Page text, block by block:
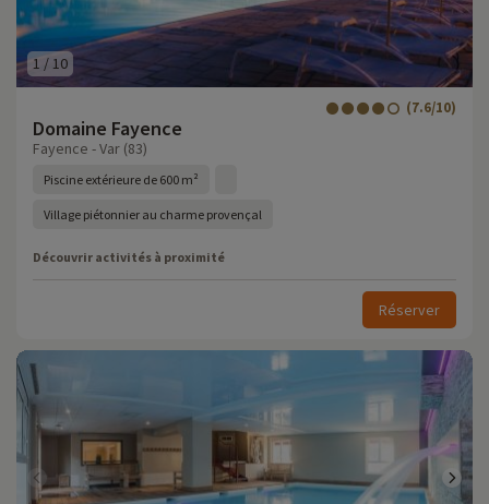
1 /10
Domaine Fayence
(7.6/10)
Fayence - Var (83)
Piscine extérieure de 600 m²
Village piétonnier au charme provençal
Découvrir activités à proximité
Réserver